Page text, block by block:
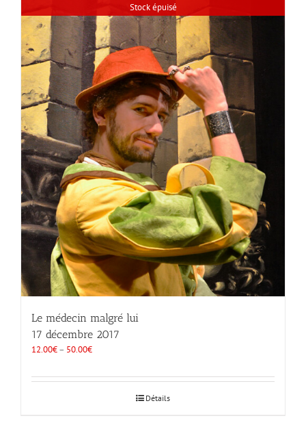
Stock épuisé
Le médecin malgré lui
17 décembre 2017
12.00€– 50.00€
Détails